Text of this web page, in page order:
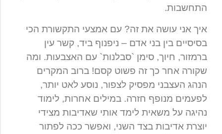
התחשבות.
איך אני עושה את זה? עם אמצעי התקשורת הכי
בסיסיים בין בני אדם – ניפנוף ביד, קשר עין
ברמזור, חיוך, סימן `סבלנות` עם האצבעות. ומה
שקורה אחר כך זה פשוט קסם! ברוב המקרים
הנהג העצבני מפסיק לצפור, נוסע לאט יותר,
לפעמים מנופף חזרה. במילים אחרות, לימוד
נהיגה על משאית לימד אותי שאדיבות מצידי
יוצרת אדיבות בצד השני, ואפשר ככה לפתור